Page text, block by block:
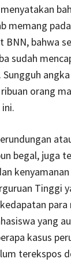
memang
BNN, bahwa
sudah
orang
begal, juga
Tinggi
para
yang
kasus
terekspos